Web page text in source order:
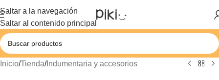
Saltar a la navegación
Saltar al contenido principal
Inicio/Tienda/Indumentaria y accesorios